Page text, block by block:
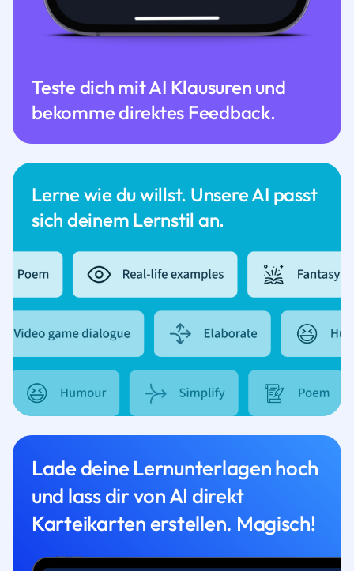
Lerne wie du willst. Unsere AI passt
sich deinem Lernstil an.
Teste dich mit AI Klausuren und
bekomme direktes Feedback.
Lade deine Lernunterlagen hoch
und lass dir von AI direkt
Karteikarten erstellen. Magisch!